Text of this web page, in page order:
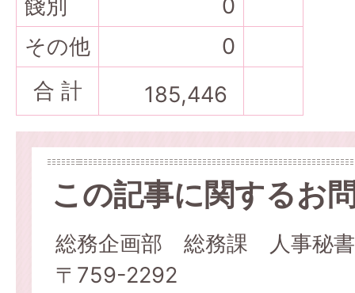
餞別
0
その他
0
合 計
185,446
この記事に関するお
総務企画部 総務課 人事秘
〒759-2292